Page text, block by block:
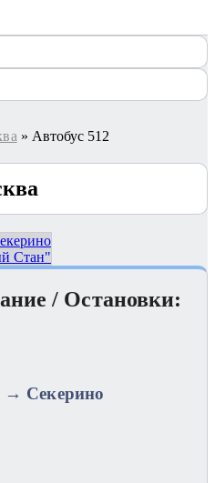
» Автобус 512
Стан"
/ Остановки:
Секерино